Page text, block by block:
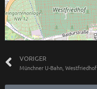
VORIGER
Münchner U-Bahn, Westfriedhof